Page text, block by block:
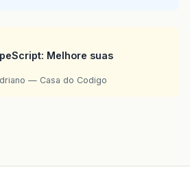
Melhore suas
— Casa do Codigo